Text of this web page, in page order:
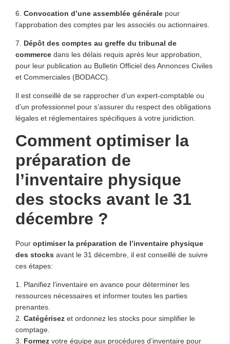
6. Convocation d’une assemblée générale pour
l’approbation des comptes par les associés ou actionnaires.
7. Dépôt des comptes au greffe du tribunal de
commerce dans les délais requis après leur approbation,
pour leur publication au Bulletin Officiel des Annonces Civiles
et Commerciales (BODACC).
Il est conseillé de se rapprocher d’un expert-comptable ou
d’un professionnel pour s’assurer du respect des obligations
légales et réglementaires spécifiques à votre juridiction.
Comment optimiser la
préparation de
l’inventaire physique
des stocks avant le 31
décembre ?
Pour optimiser la préparation de l’inventaire physique
des stocks avant le 31 décembre, il est conseillé de suivre
ces étapes:
1. Planifiez l’inventaire en avance pour déterminer les
ressources nécessaires et informer toutes les parties
prenantes.
2. Catégérisez et ordonnez les stocks pour simplifier le
comptage.
3. Formez votre équipe aux procédures d’inventaire pour